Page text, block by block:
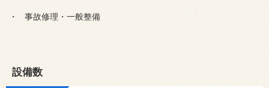
事故修理・一般整備
設備数